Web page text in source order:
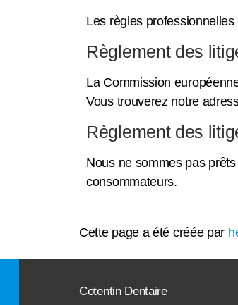
Les règles
Règlement des
La Commission
Vous trouverez notre
Règlement des
Nous ne sommes pas
consommateurs.
Cette page a été créée par
Cotentin Dentaire